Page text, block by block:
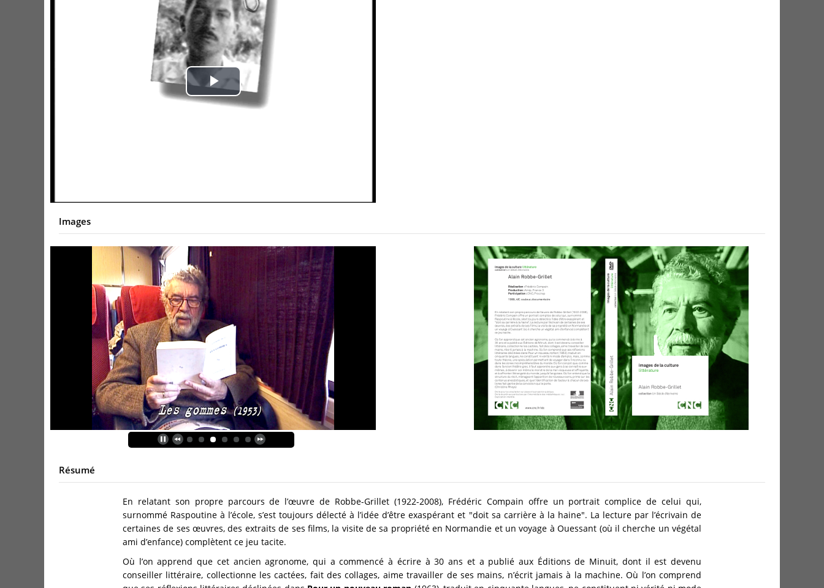
Play
Images
Résumé
En relatant son propre parcours de l’œuvre de Robbe-Grillet (1922-2008), Frédéric Compain offre un portrait complice de celui qui,
surnommé Raspoutine à l’école, s’est toujours délecté à l’idée d’être exaspérant et "doit sa carrière à la haine". La lecture par l’écrivain de
certaines de ses œuvres, des extraits de ses films, la visite de sa propriété en Normandie et un voyage à Ouessant (où il cherche un végétal
ami d’enfance) complètent ce jeu tacite.
Où l’on apprend que cet ancien agronome, qui a commencé à écrire à 30 ans et a publié aux Éditions de Minuit, dont il est devenu
conseiller littéraire, collectionne les cactées, fait des collages, aime travailler de ses mains, n’écrit jamais à la machine. Où l’on comprend